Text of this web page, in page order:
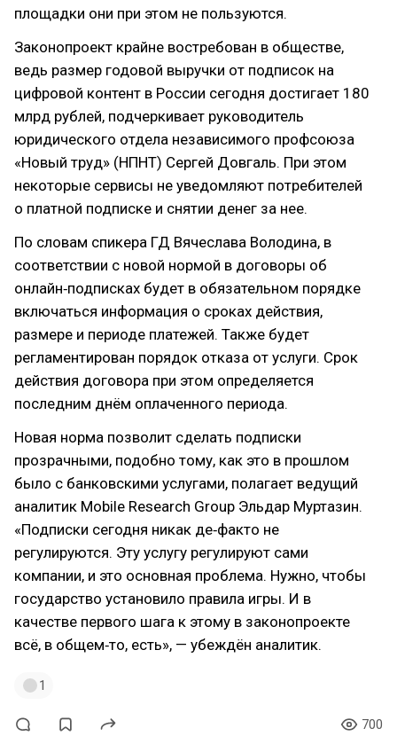
площадки они при этом не пользуются.
Законопроект крайне востребован в обществе,
ведь размер годовой выручки от подписок на
цифровой контент в России сегодня достигает 180
млрд рублей, подчеркивает руководитель
юридического отдела независимого профсоюза
«Новый труд» (НПНТ) Сергей Довгаль. При этом
некоторые сервисы не уведомляют потребителей
о платной подписке и снятии денег за нее.
По словам спикера ГД Вячеслава Володина, в
соответствии с новой нормой в договоры об
онлайн‑подписках будет в обязательном порядке
включаться информация о сроках действия,
размере и периоде платежей. Также будет
регламентирован порядок отказа от услуги. Срок
действия договора при этом определяется
последним днём оплаченного периода.
Новая норма позволит сделать подписки
прозрачными, подобно тому, как это в прошлом
было с банковскими услугами, полагает ведущий
аналитик Mobile Research Group Эльдар Муртазин.
«Подписки сегодня никак де‑факто не
регулируются. Эту услугу регулируют сами
компании, и это основная проблема. Нужно, чтобы
государство установило правила игры. И в
качестве первого шага к этому в законопроекте
всё, в общем‑то, есть», — убеждён аналитик.
1
700